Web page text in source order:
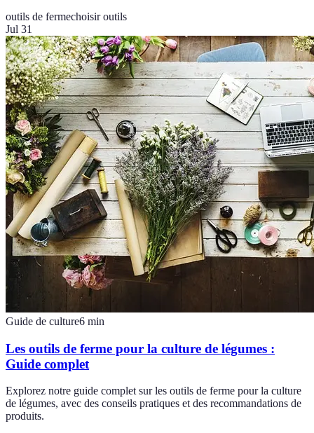
outils de fermechoisir outils
Jul 31
Guide de culture6 min
Les outils de ferme pour la culture de légumes :
Guide complet
Explorez notre guide complet sur les outils de ferme pour la culture
de légumes, avec des conseils pratiques et des recommandations de
produits.